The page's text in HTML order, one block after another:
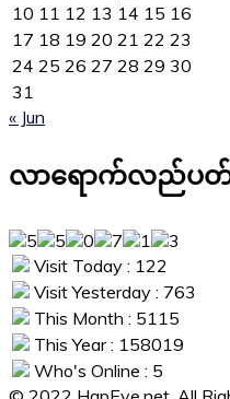
10 11 12 13 14 15 16
17 18 19 20 21 22 23
24 25 26 27 28 29 30
31
« Jun
လာရောက်လည်ပတ်
Visit Today : 122
Visit Yesterday : 763
This Month : 5115
This Year : 158019
Who's Online : 5